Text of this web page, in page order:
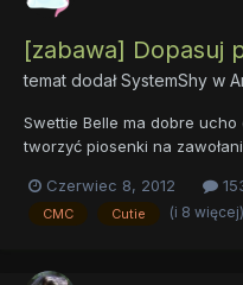
[zabawa] Dopasuj
temat dodałSystemShy w
Swettie Belle ma dobre
tworzyć piosenki na
kuca Zasady: Co jakiś czas
Waszym zadaniem będzie
Czerwiec 8, 2012
CMC Cutie (i 8 więcej)